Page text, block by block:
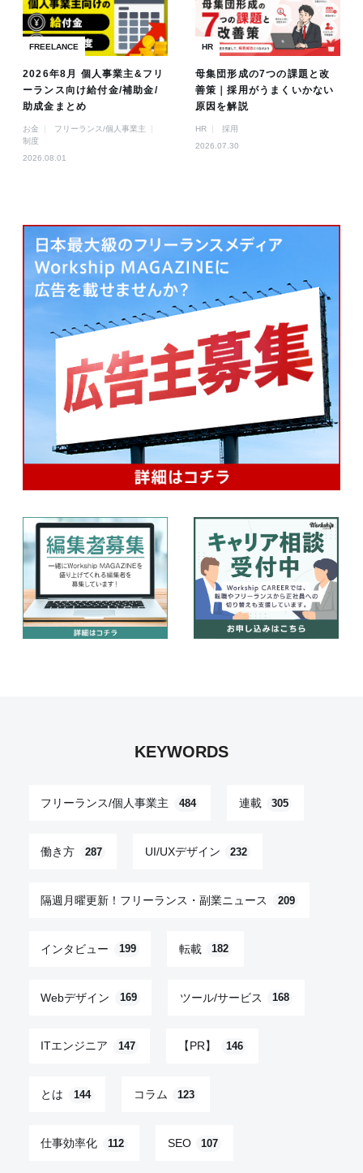
FREELANCE
2026年8月 個人事業主&フリ
ーランス向け給付金/補助金/
助成金まとめ
お金
フリーランス/個人事業主
制度
2026.08.01
HR
母集団形成の7つの課題と改
善策｜採用がうまくいかない
原因を解説
HR
採用
2026.07.30
KEYWORDS
フリーランス/個人事業主 484 連載 305
働き方 287 UI/UXデザイン 232
隔週月曜更新！フリーランス・副業ニュース 209
インタビュー 199 転載 182
Webデザイン 169 ツール/サービス 168
ITエンジニア 147 【PR】 146
とは 144 コラム 123
仕事効率化 112 SEO 107